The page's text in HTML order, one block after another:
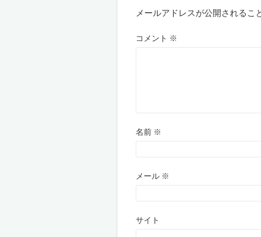
メールアドレスが公開されるこ
コメント ※
名前 ※
メール ※
サイト